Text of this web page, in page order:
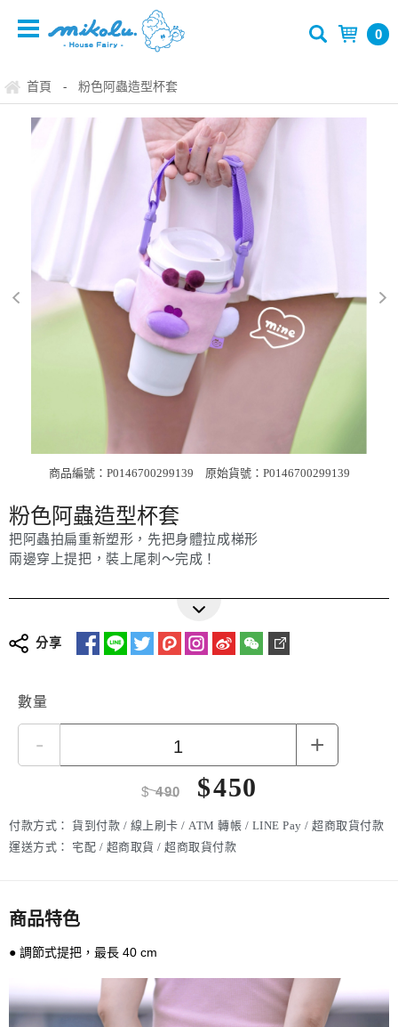
0
首頁 - 粉色阿蟲造型杯套
商品編號：P0146700299139 原始貨號：P0146700299139
粉色阿蟲造型杯套
把阿蟲拍扁重新塑形，先把身體拉成梯形
兩邊穿上提把，裝上尾刺～完成！
分享
數量
- +
$490 $450
付款方式：
貨到付款 / 線上刷卡 / ATM 轉帳 / LINE Pay / 超商取貨付款
運送方式：
宅配 / 超商取貨 / 超商取貨付款
商品特色
● 調節式提把，最長 40 cm